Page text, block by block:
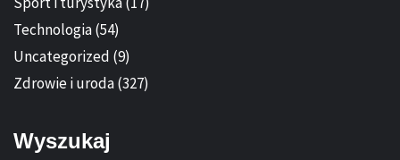
Technologia(54)
Uncategorized (9)
Zdrowie i uroda(327)
Wyszukaj